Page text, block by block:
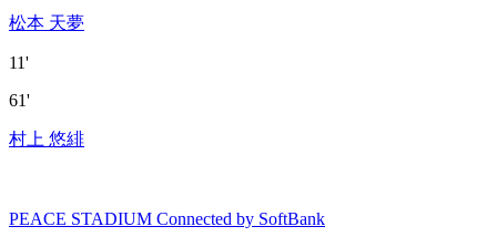
松本 天夢
11'
61'
村上 悠緋
PEACE STADIUM Connected by SoftBank